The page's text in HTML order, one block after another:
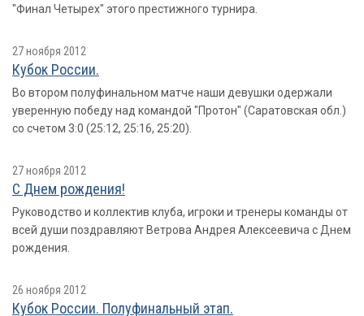
"Финал Четырех" этого престижного турнира.
27 ноября 2012
Кубок России.
Во втором полуфинальном матче наши девушки одержали
уверенную победу над командой "Протон" (Саратовская обл.)
со счетом 3:0 (25:12, 25:16, 25:20).
27 ноября 2012
С Днем рождения!
Руководство и коллектив клуба, игроки и тренеры команды от
всей души поздравляют Ветрова Андрея Алексеевича с Днем
рождения.
26 ноября 2012
Кубок России. Полуфинальный этап.